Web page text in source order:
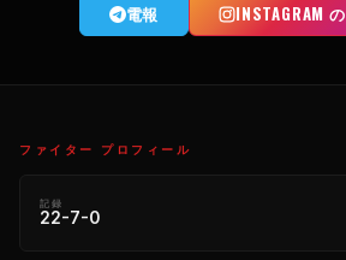
電報 INSTAGRAM の
ファイター プロフィール
記録
22-7-0